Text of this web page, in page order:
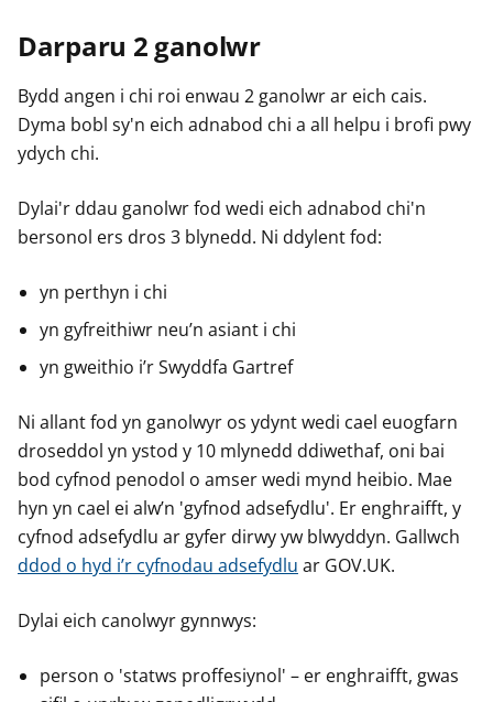
Darparu 2 ganolwr
Bydd angen i chi roi enwau 2 ganolwr ar eich cais.
Dyma bobl sy'n eich adnabod chi a all helpu i brofi pwy
ydych chi.
Dylai'r ddau ganolwr fod wedi eich adnabod chi'n
bersonol ers dros 3 blynedd. Ni ddylent fod:
yn perthyn i chi
yn gyfreithiwr neu’n asiant i chi
yn gweithio i’r Swyddfa Gartref
Ni allant fod yn ganolwyr os ydynt wedi cael euogfarn
droseddol yn ystod y 10 mlynedd ddiwethaf, oni bai
bod cyfnod penodol o amser wedi mynd heibio. Mae
hyn yn cael ei alw’n 'gyfnod adsefydlu'. Er enghraifft, y
cyfnod adsefydlu ar gyfer dirwy yw blwyddyn. Gallwch
ddod o hyd i’r cyfnodau adsefydlu ar GOV.UK.
Dylai eich canolwyr gynnwys:
person o 'statws proffesiynol' – er enghraifft, gwas